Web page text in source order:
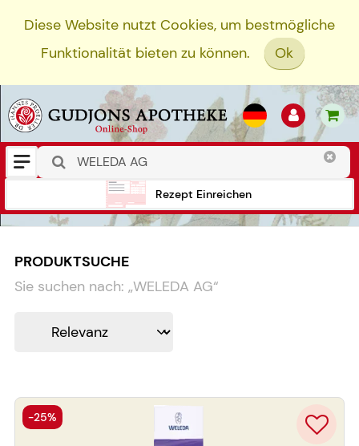
Diese Website nutzt Cookies, um bestmögliche
Funktionalität bieten zu können.
Ok
Rezept Einreichen
PRODUKTSUCHE
Sie suchen nach: „WELEDA AG“
-25%